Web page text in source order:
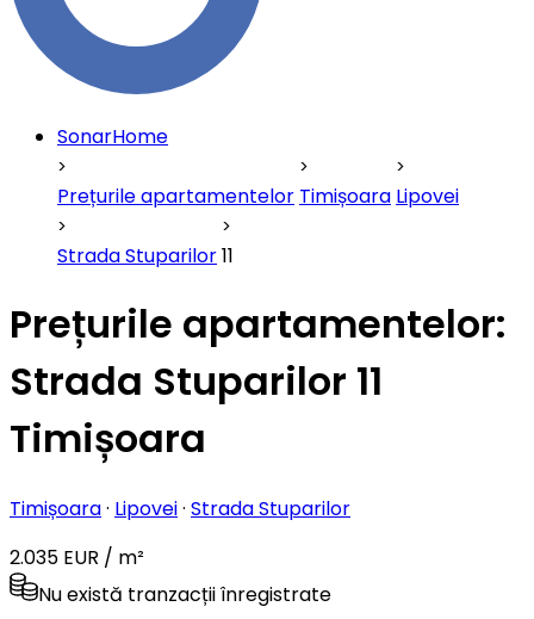
SonarHome
Prețurile apartamentelor Timișoara Lipovei
Strada Stuparilor11
Prețurile apartamentelor:
Strada Stuparilor 11
Timișoara
Timișoara· Lipovei· Strada Stuparilor
2.035 EUR / m²
Nu există tranzacții înregistrate